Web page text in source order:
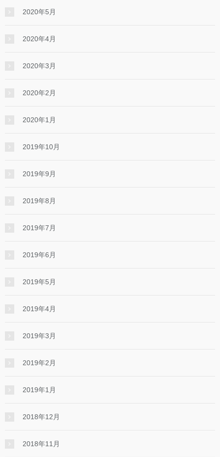
2020年5月
2020年4月
2020年3月
2020年2月
2020年1月
2019年10月
2019年9月
2019年8月
2019年7月
2019年6月
2019年5月
2019年4月
2019年3月
2019年2月
2019年1月
2018年12月
2018年11月